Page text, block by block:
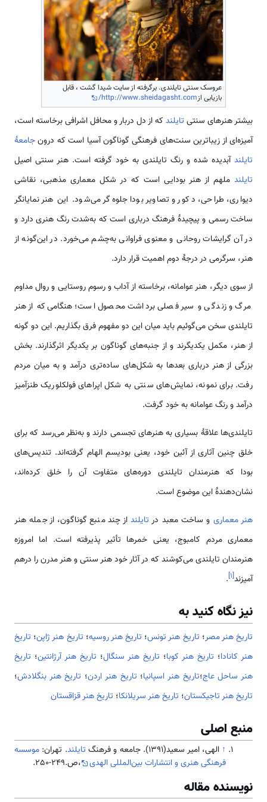
عروسک سنتی تایلندی. برگرفته از سایت شیدا گشت ، قابل
بازیابی ازhttp://www.sheidagasht.com/
بیشتر هنرهای سنتی تایلند که از دل دربار و محافل اشرافی برخاسته است،
آمیزه‌ای از زیباترین سنت‌های فرهنگی گوناگون آسیا است که درونجامعهٔ
تایلند آبدیده شده و رنگ تایلندی به خود گرفته است. هنر سنتی اصیل
تایلند ملهم از هنر بودایی است که در شکل معماری مذهبی، نقاشی
دیواری، طراحی، دکور و تصاویر بودا جلوه‌گر می‌شود. این هنر نمایانگر
ساخت رسمی و پیچیدهٔ فرهنگ درباری است که به‌شدت رنگ هنری دارد و
در آن گرایشات روحانی و معنوی فراوانی به‌چشم می‌خورد. در این‌گونه از
هنر، سرگرمی در درجهٔ دوم اهمیت قرار دارد.
از سوی دیگر، هنر عوامانه، برخاسته از آداب و رسوم روستایی و روال مداوم
مرگ و زندگی و سیر فصلی برداشت محصول است؛ هنگامی‌که از هنر
تایلندی سخن می‌گوئیم باید میان این دو مفهوم فرق بگذاریم. این دو گونه
از هنر، مکمل یکدیگرند و از جنبه‌های گوناگون بر یکدیگر اثرگذارند. بخش
بزرگی از هنر درباری بعدها به شکل‌های ساده‌تری درآمد و به میان مردم
رفت. برای نمونه، نمایش‌های سنتی به شکل اپراهای فولکلوریک طنزآمیز
درآمد و رنگ عوامانه به خود گرفت.
تایلندی‌ها علاقهٔ بسیاری به هنرهای تجسمی دارند و به‌نظر می‌رسد که برای
خلق چنین آثاری از آئین خود، یعنی بودیسم الهام گرفته‌اند. تندیس‌های
بودا که هنرمندان تایلندی دوره‌های متفاوت آن را خلق کرده‌اند،
نشان‌دهندهٔ این موضوع است.
هنر معماری و ساخت معبد در تایلنداز چند منبع گوناگون، از جمله هنر
معماری مردم کامبوج، یعنی خمرها تأثیر پذیرفته است. اما امروزه
هنرمندان تایلندی می‌کوشند که در آثار خود هنر سنتی و هنر مدرن را درهم
آمیزند[۱]
.
نیز نگاه کنید به
تاریخ هنر مصر؛ تاریخ هنر تونس؛ تاریخ هنر روسیه؛ تاریخ هنر ژاپن؛ تاریخ
هنر کانادا؛ تاریخ هنر کوبا؛ تاریخ هنر سنگال؛ تاریخ هنر آرژانتین؛ تاریخ
هنر ساحل عاج؛تاریخ هنر اسپانیا؛ تاریخ هنر اردن؛ تاریخ هنر بنگلادش؛
تاریخ هنر تاجیکستان؛ تاریخ هنر سریلانکا؛ تاریخ هنر قزاقستان
منبع اصلی
↑ الهی، امیر سعید(1391). جامعه و فرهنگ تایلند. تهران: موسسه
فرهنگی هنری و انتشارات بین‌المللی الهدی
،ص.249-250.
نویسنده مقاله